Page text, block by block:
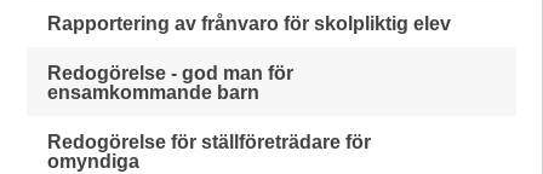
Rapportering av frånvaro för skolpliktig elev
Redogörelse - god man för
ensamkommande barn
Redogörelse för ställföreträdare för
omyndiga